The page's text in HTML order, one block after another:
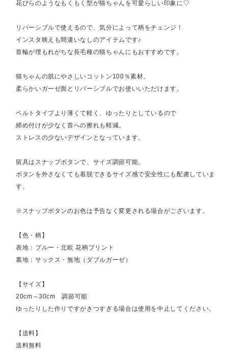
花びらのようなもくもく型が猫ちゃんを可愛らしい印象に♡
リバーシブルで使えるので、気分によって柄をチェンジ！
インスタ映えも間違いなしのアイテムです♪
首輪が埋もれがちな長毛種の猫ちゃんにもおすすめです。
猫ちゃんの肌にやさしいコットン100％素材。
柔らかいガーゼ面とリバーシブルでお使いいただけます。
ベルトタイプより薄くて軽く、ゆったりとしているので
締め付けが少なく首への擦れも軽減。
ストレスの少ないデザインとなっています。
留具はスナップボタンで、サイズ調節可能。
ボタンを外さなくても着脱できるサイズ感で安全性にも配慮していま
す。
※スナップボタンのお色は予告なく変更される場合がございます。
【色・柄】
表地：ブルー・北欧 花柄プリント
裏地：サックス・無地（ダブルガーゼ）
【サイズ】
20cm～30cm 調節可能
ゆったりした作りですがきつすぎる場合は使用を中止してください。
【送料】
送料無料